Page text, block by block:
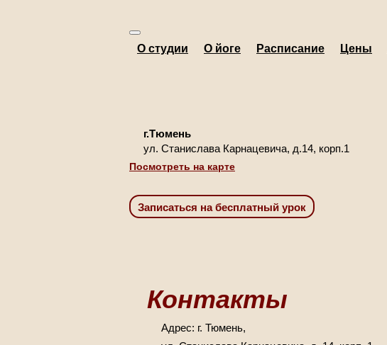
О студии О йоге Расписание Цены
г.Тюмень
ул. Станислава Карнацевича, д.14, корп.1
Посмотреть на карте
Контакты
Адрес: г. Тюмень,